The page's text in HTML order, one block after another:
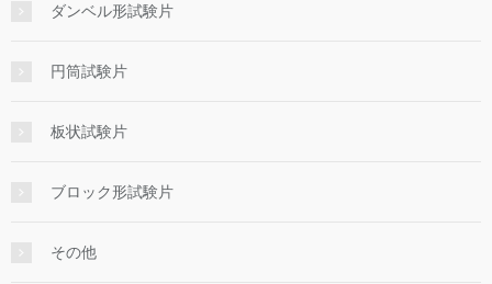
ダンベル形試験片
円筒試験片
板状試験片
ブロック形試験片
その他